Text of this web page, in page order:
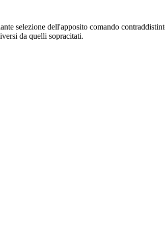
selezione dell'apposito comando
da quelli sopracitati.